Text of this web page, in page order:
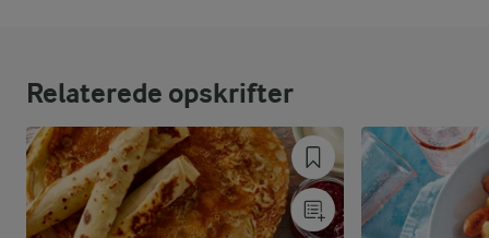
Relaterede opskrifter